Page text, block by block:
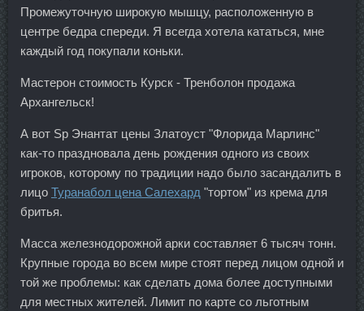
Промежуточную широкую мышцу, расположенную в
центре бедра спереди. Я всегда хотела кататься, мне
каждый год покупали коньки.
Мастерон стоимость Курск - Тренболон продажа
Архангельск!
А вот Sp Энантат цены Златоуст "Флорида Марлинс"
как-то праздновала день рождения одного из своих
игроков, которому по традиции надо было засандалить в
лицо Туранабол цена Салехард "тортом" из крема для
бритья.
Масса железнодорожной арки составляет 6 тысяч тонн.
Крупные города во всем мире стоят перед лицом одной и
той же проблемы: как сделать дома более доступными
для местных жителей. Лимит по карте со льготным